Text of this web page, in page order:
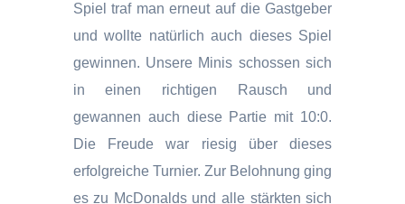
Spiel traf man erneut auf die Gastgeber
und wollte natürlich auch dieses Spiel
gewinnen. Unsere Minis schossen sich
in einen richtigen Rausch und
gewannen auch diese Partie mit 10:0.
Die Freude war riesig über dieses
erfolgreiche Turnier. Zur Belohnung ging
es zu McDonalds und alle stärkten sich